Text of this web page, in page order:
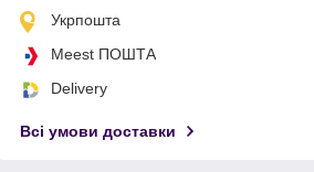
Укрпошта
Meest ПОШТА
Delivery
Всі умови доставки